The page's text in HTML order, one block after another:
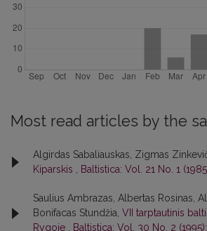
Most read articles by the
Algirdas Sabaliauskas, Zigmas
Kiparskis , Baltistica: Vol. 21 No. 1
Saulius Ambrazas, Albertas Rosinas,
Bonifacas Stundžia, VII tarptautinis
Rygoje , Baltistica: Vol. 30 No. 2